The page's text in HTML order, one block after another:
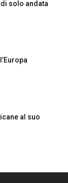
solo andata
al suo